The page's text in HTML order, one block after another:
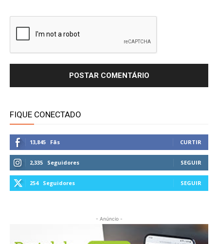
FIQUE CONECTADO
13,845 Fãs CURTIR
2,335 Seguidores SEGUIR
254 Seguidores SEGUIR
- Anúncio -